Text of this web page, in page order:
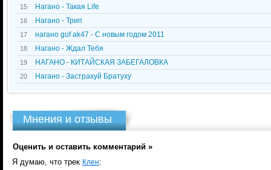
15 Нагано - Такая Life
16 Нагано - Трип
17 нагано guf ak47 - С новым годом 2011
18 Нагано - Ждал Тебя
19 НАГАНО - КИТАЙСКАЯ ЗАБЕГАЛОВКА
20 Нагано - Застрахуй Братуху
Мнения и отзывы
Оценить и оставить комментарий »
Я думаю, что трек Клен: